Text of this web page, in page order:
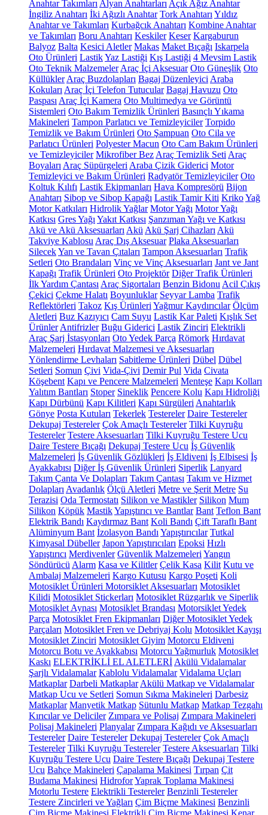
Anahtar Takımları Alyan Anahtarları Açık Ağız Anahtar
İngiliz Anahtarı İki Ağızlı Anahtar Tork Anahtarı Yıldız
Anahtar ve Takımları Kurbağcık Anahtarı Kombine Anahtar
ve Takımları Boru Anahtarı Keskiler Keser Kargaburun
Balyoz Balta Kesici Aletler Makas Maket Bıçağı Iskarpela
Oto Ürünleri LastikYaz Lastiği Kış Lastiği 4 Mevsim Lastik
Oto Teknik Malzemeler Araç İçi Aksesuar Oto Güneşlik Oto
Küllükler Araç Buzdolapları Bagaj Düzenleyici Araba
Kokuları Araç İçi Telefon Tutucular Bagaj Havuzu Oto
Paspası Araç İçi Kamera Oto Multimedya ve Görüntü
Sistemleri Oto Bakım Temizlik Ürünleri Basınçlı Yıkama
Makineleri Tampon Parlatıcı ve Temizleyiciler Torpido
Temizlik ve Bakım Ürünleri Oto Şampuan Oto Cila ve
Parlatıcı Ürünleri Polyester Macun Oto Cam Bakım Ürünleri
ve Temizleyiciler Mikrofiber Bez Araç Temizlik Seti Araç
Boyaları Araç Süpürgeleri Araba Çizik Giderici Motor
Temizleyici ve Bakım Ürünleri Radyatör Temizleyiciler Oto
Koltuk Kılıfı Lastik Ekipmanları Hava Kompresörü Bijon
Anahtarı Sibop ve Sibop Kapağı Lastik Tamir Kiti KrikoYağ
Motor Katkıları Hidrolik Yağlar Motor Yağı Motor Yağı
Katkısı Gres Yağı Yakıt Katkısı Şanzıman Yağı ve Katkısı
Akü ve Akü Aksesuarları Akü Akü Şarj Cihazları Akü
Takviye Kablosu Araç Dış Aksesuar Plaka Aksesuarları
SilecekYan ve Tavan Çıtaları Tampon Aksesuarları Trafik
Setleri Oto Brandaları Vinç ve Vinç Aksesuarları Jant ve Jant
Kapağı Trafik Ürünleri Oto Projektör Diğer Trafik Ürünleri
İlk Yardım Çantası Araç Sigortaları Benzin Bidonu Acil Çıkış
Çekici Çekme Halatı Boyunluklar Seyyar Lamba Trafik
Reflektörleri Takoz Kış Ürünleri Yağmur Kaydırıcılar Ölçüm
Aletleri Buz Kazıyıcı Cam Suyu Lastik Kar Paleti Kışlık Set
Ürünler Antifrizler Buğu Giderici Lastik Zinciri Elektrikli
Araç Şarj İstasyonları Oto Yedek Parça Römork Hırdavat
Malzemeleri Hırdavat Malzemesi ve Aksesuarları
Yönlendirme Levhaları Sabitleme Ürünleri Dübel Dübel
Setleri Somun Çivi Vida-Çivi Demir Pul Vida Civata
Köşebent Kapı ve Pencere Malzemeleri Menteşe Kapı Kolları
Yalıtım Bantları Stoper Sineklik Pencere Kolu Kapı Hidroliği
Kapı Dürbünü Kapı Kilitleri Kapı Sürgüleri Anahtarlık
Gönye Posta Kutuları Tekerlek Testereler Daire Testereler
Dekupaj Testereler Çok Amaçlı Testereler Tilki Kuyruğu
Testereler Testere Aksesuarları Tilki Kuyruğu Testere Ucu
Daire Testere Bıçağı Dekupaj Testere Ucu İş Güvenlik
Malzemeleri İş Güvenlik Gözlükleri İş Eldiveni İş Elbisesi İş
Ayakkabısı Diğer İş Güvenlik Ürünleri Siperlik Lanyard
Takım Çanta Ve Dolapları Takım Çantası Takım ve Hizmet
Dolapları Avadanlık Ölçü Aletleri Metre ve Şerit Metre Su
Terazisi Oda Termostatı Silikon ve Mastikler Silikon Mum
Silikon Köpük MastikYapıştırıcı ve Bantlar Bant Teflon Bant
Elektrik Bandı Kaydırmaz Bant Koli Bandı Çift Taraflı Bant
Alüminyum Bant İzolasyon Bandı Yapıştırıcılar Tutkal
Kimyasal Dübeller Japon Yapıştırıcıları Epoksi Hızlı
Yapıştırıcı Merdivenler Güvenlik Malzemeleri Yangın
Söndürücü Alarm Kasa ve Kilitler Çelik Kasa Kilit Kutu ve
Ambalaj Malzemeleri Kargo Kutusu Kargo Poşeti Koli
Motosiklet Ürünleri Motorsiklet Aksesuarları Motosiklet
Kilidi Motosiklet Stickerları Motosiklet Rüzgarlık ve Siperlik
Motosiklet Aynası Motosiklet Brandası Motorsiklet Yedek
Parça Motosiklet Fren Ekipmanları Diğer Motosiklet Yedek
Parçaları Motosiklet Fren ve Debriyaj Kolu Motosiklet Kayışı
Motosiklet Zinciri Motosiklet Giyim Motorcu Eldiveni
Motorcu Botu ve Ayakkabısı Motorcu Yağmurluk Motosiklet
Kaskı ELEKTRİKLİ EL ALETLERİ Akülü Vidalamalar
Şarjlı Vidalamalar Kablolu Vidalamalar Vidalama Uçları
Matkaplar Darbeli Matkaplar Akülü Matkap ve Vidalamalar
Matkap Ucu ve Setleri Somun Sıkma Makineleri Darbesiz
Matkaplar Manyetik Matkap Sütunlu Matkap Matkap Tezgahı
Kırıcılar ve Deliciler Zımpara ve Polisaj Zımpara Makineleri
Polisaj Makineleri Planyalar Zımpara Kağıdı ve Aksesuarları
Testereler Daire Testereler Dekupaj Testereler Çok Amaçlı
Testereler Tilki Kuyruğu Testereler Testere Aksesuarları Tilki
Kuyruğu Testere Ucu Daire Testere Bıçağı Dekupaj Testere
Ucu Bahçe Makineleri Çapalama Makinesi Tırpan Çit
Budama Makinesi HidroforYaprak Toplama Makinesi
Motorlu Testere Elektrikli Testereler Benzinli Testereler
Testere Zincirleri ve Yağları Çim Biçme Makinesi Benzinli
Çim Biçme Makinesi Elektrikli Çim Biçme Makinesi Kenar